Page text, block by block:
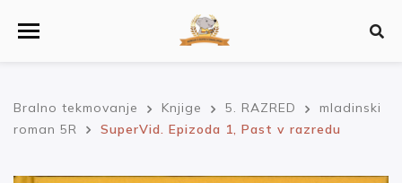
Bralno tekmovanje Knjige 5. RAZRED
mladinski
roman 5R
SuperVid. Epizoda 1, Past v razredu